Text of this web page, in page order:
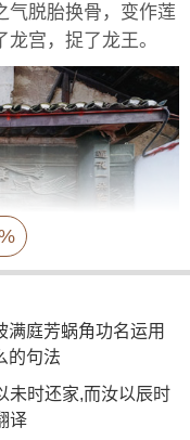
气脱胎换骨，变作莲
宫，捉了龙王。
自于明代神魔小说
神大全》等古籍记
满庭芳蜗角功名运用
的句法
未时还家,而汝以辰时
译